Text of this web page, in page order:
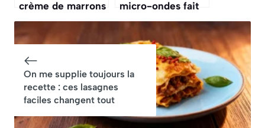
crème de marrons
noté 4,7/5
micro-ondes fait
l’unanimité en 45
On me supplie toujours la
recette : ces lasagnes
faciles changent tout